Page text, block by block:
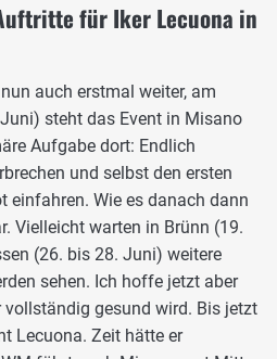
für Iker Lecuona in
auch erstmal weiter, am
steht das Event in Misano
Aufgabe dort: Endlich
und selbst den ersten
einfahren. Wie es danach dann
Vielleicht warten in Brünn (19.
(26. bis 28. Juni) weitere
sehen. Ich hoffe jetzt aber
vollständig gesund wird. Bis jetzt
Lecuona. Zeit hätte er